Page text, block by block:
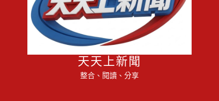
天天上新聞
整合、閱讀、分享